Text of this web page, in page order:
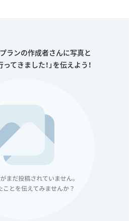
ランの作成者さんに写真と
てきました！」を伝えよう！